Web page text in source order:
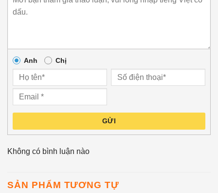
Anh Chị
GỬI
Không có bình luận nào
SẢN PHẨM TƯƠNG TỰ